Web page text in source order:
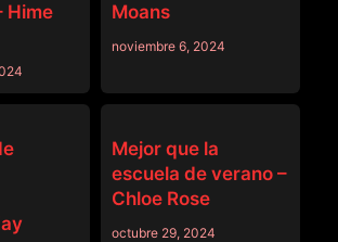
Hime
Moans
noviembre 6, 2024
Mejor que la
escuela de verano –
Chloe Rose
octubre 29, 2024